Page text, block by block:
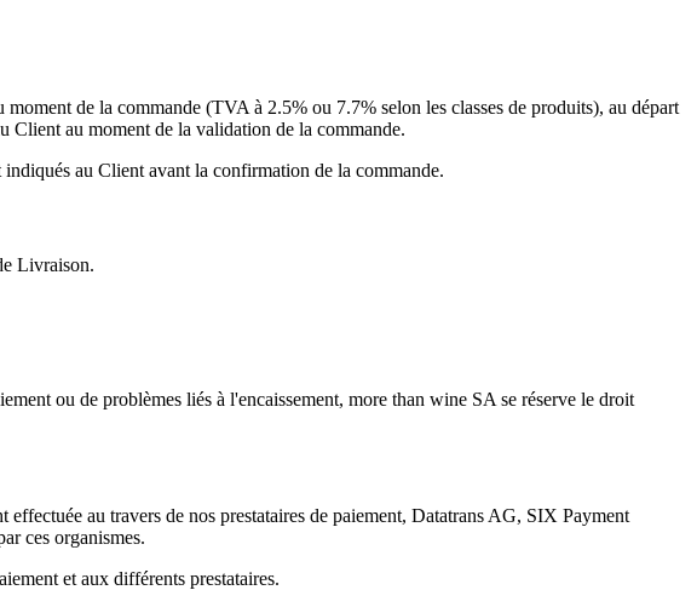
de la commande (TVA à 2.5% ou 7.7% selon les classes de produits), au départ
Client au moment de la validation de la commande.
au Client avant la confirmation de la commande.
Livraison.
ou de problèmes liés à l'encaissement, more than wine SA se réserve le droit
au travers de nos prestataires de paiement, Datatrans AG, SIX Payment
ces organismes.
et aux différents prestataires.